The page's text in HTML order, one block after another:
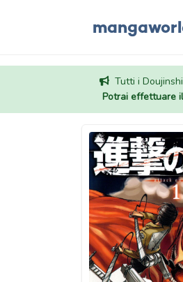
Tutti i
Potrai effettuare